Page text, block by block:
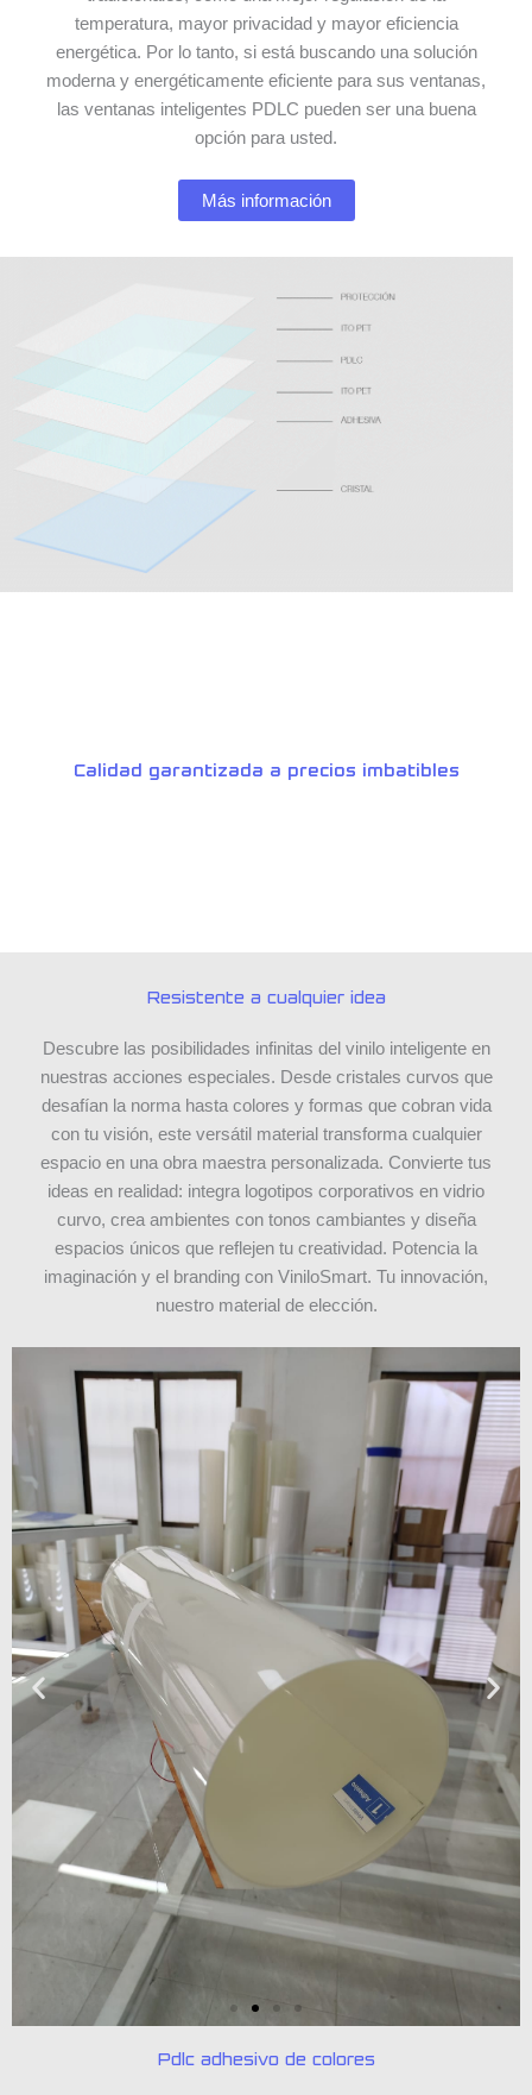
temperatura, mayor privacidad y mayor eficiencia
energética. Por lo tanto, si está buscando una solución
moderna y energéticamente eficiente para sus ventanas,
las ventanas inteligentes PDLC pueden ser una buena
opción para usted.
Más información
Calidad garantizada a precios imbatibles
Resistente a cualquier idea
Descubre las posibilidades infinitas del vinilo inteligente en
nuestras acciones especiales. Desde cristales curvos que
desafían la norma hasta colores y formas que cobran vida
con tu visión, este versátil material transforma cualquier
espacio en una obra maestra personalizada. Convierte tus
ideas en realidad: integra logotipos corporativos en vidrio
curvo, crea ambientes con tonos cambiantes y diseña
espacios únicos que reflejen tu creatividad. Potencia la
imaginación y el branding con ViniloSmart. Tu innovación,
nuestro material de elección.
Pdlc adhesivo de colores